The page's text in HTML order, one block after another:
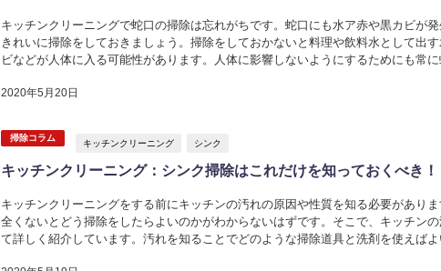
2020年5月20日
キッチンクリーニングで蛇口の掃除は忘れがちです。蛇口にも水ア赤や黒カビが
きれいに掃除をしておきましょう。掃除をしておかないと料理や飲料水として出
ビなどが人体に入る可能性があります。人体に影響しないようにするためにも常
掃除コラム キッチンクリーニング シンク
キッチンクリーニング：シンク掃除はこれだけを知っておくべき！
キッチンクリーニングをする前にキッチンの汚れの原因や性質を知る必要があり
全くないとどう掃除をしたらよいのかがわからないはずです。そこで、キッチン
て詳しく紹介しています。汚れを知ることでどのような掃除道具と洗剤を使えば